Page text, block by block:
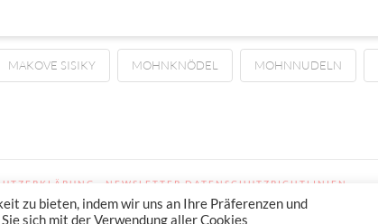
MAKOVE SISIKY MOHNKNÖDEL MOHNNUDELN
NEWSLETTER DATENSCHUTZRICHTLINIEN
zu bieten, indem wir uns an Ihre Präferenzen und
sich mit der Verwendung aller Cookies